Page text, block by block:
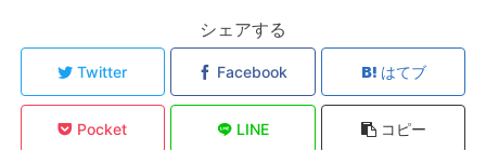
シェアする
Twitter Facebook はてブ
Pocket LINE コピー